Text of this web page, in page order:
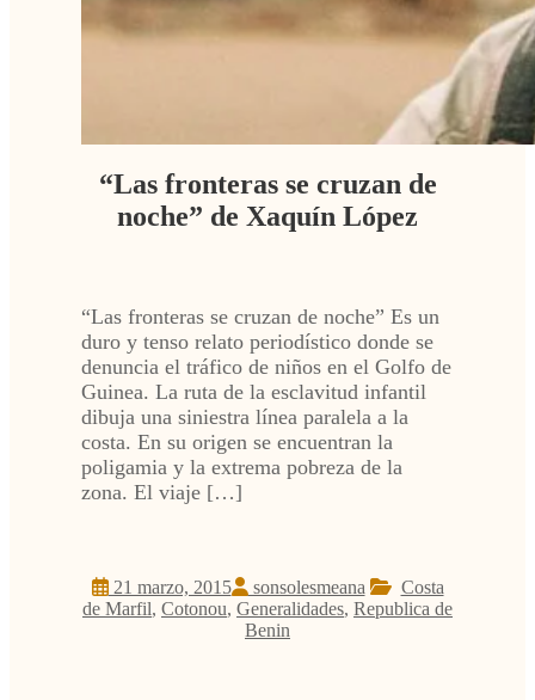
“Las fronteras se cruzan de
noche” de Xaquín López
“Las fronteras se cruzan de noche” Es un
duro y tenso relato periodístico donde se
denuncia el tráfico de niños en el Golfo de
Guinea. La ruta de la esclavitud infantil
dibuja una siniestra línea paralela a la
costa. En su origen se encuentran la
poligamia y la extrema pobreza de la
zona. El viaje […]
21 marzo, 2015 sonsolesmeana
Costa
de Marfil, Cotonou, Generalidades, Republica de
Benin